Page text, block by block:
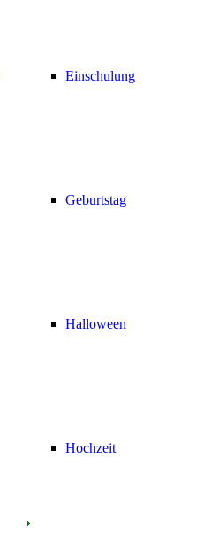
Einschulung
Geburtstag
Halloween
Hochzeit